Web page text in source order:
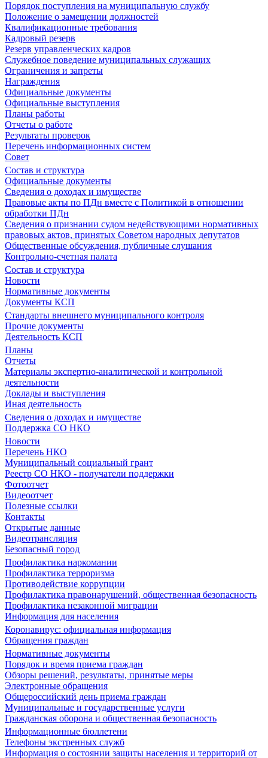
Порядок поступления на муниципальную службу
Положение о замещении должностей
Квалификационные требования
Кадровый резерв
Резерв управленческих кадров
Служебное поведение муниципальных служащих
Ограничения и запреты
Награждения
Официальные документы
Официальные выступления
Планы работы
Отчеты о работе
Результаты проверок
Перечень информационных систем
Совет
Состав и структура
Официальные документы
Сведения о доходах и имуществе
Правовые акты по ПДн вместе с Политикой в отношении
обработки ПДн
Сведения о признании судом недействующими нормативных
правовых актов, принятых Советом народных депутатов
Общественные обсуждения, публичные слушания
Контрольно-счетная палата
Состав и структура
Новости
Нормативные документы
Документы КСП
Стандарты внешнего муниципального контроля
Прочие документы
Деятельность КСП
Планы
Отчеты
Материалы экспертно-аналитической и контрольной
деятельности
Доклады и выступления
Иная деятельность
Сведения о доходах и имуществе
Поддержка СО НКО
Новости
Перечень НКО
Муниципальный социальный грант
Реестр СО НКО - получатели поддержки
Фотоотчет
Видеоотчет
Полезные ссылки
Контакты
Открытые данные
Видеотрансляция
Безопасный город
Профилактика наркомании
Профилактика терроризма
Противодействие коррупции
Профилактика правонарушений, общественная безопасность
Профилактика незаконной миграции
Информация для населения
Коронавирус: официальная информация
Обращения граждан
Нормативные документы
Порядок и время приема граждан
Обзоры решений, результаты, принятые меры
Электронные обращения
Общероссийский день приема граждан
Муниципальные и государственные услуги
Гражданская оборона и общественная безопасность
Информационные бюллетени
Телефоны экстренных служб
Информация о состоянии защиты населения и территорий от